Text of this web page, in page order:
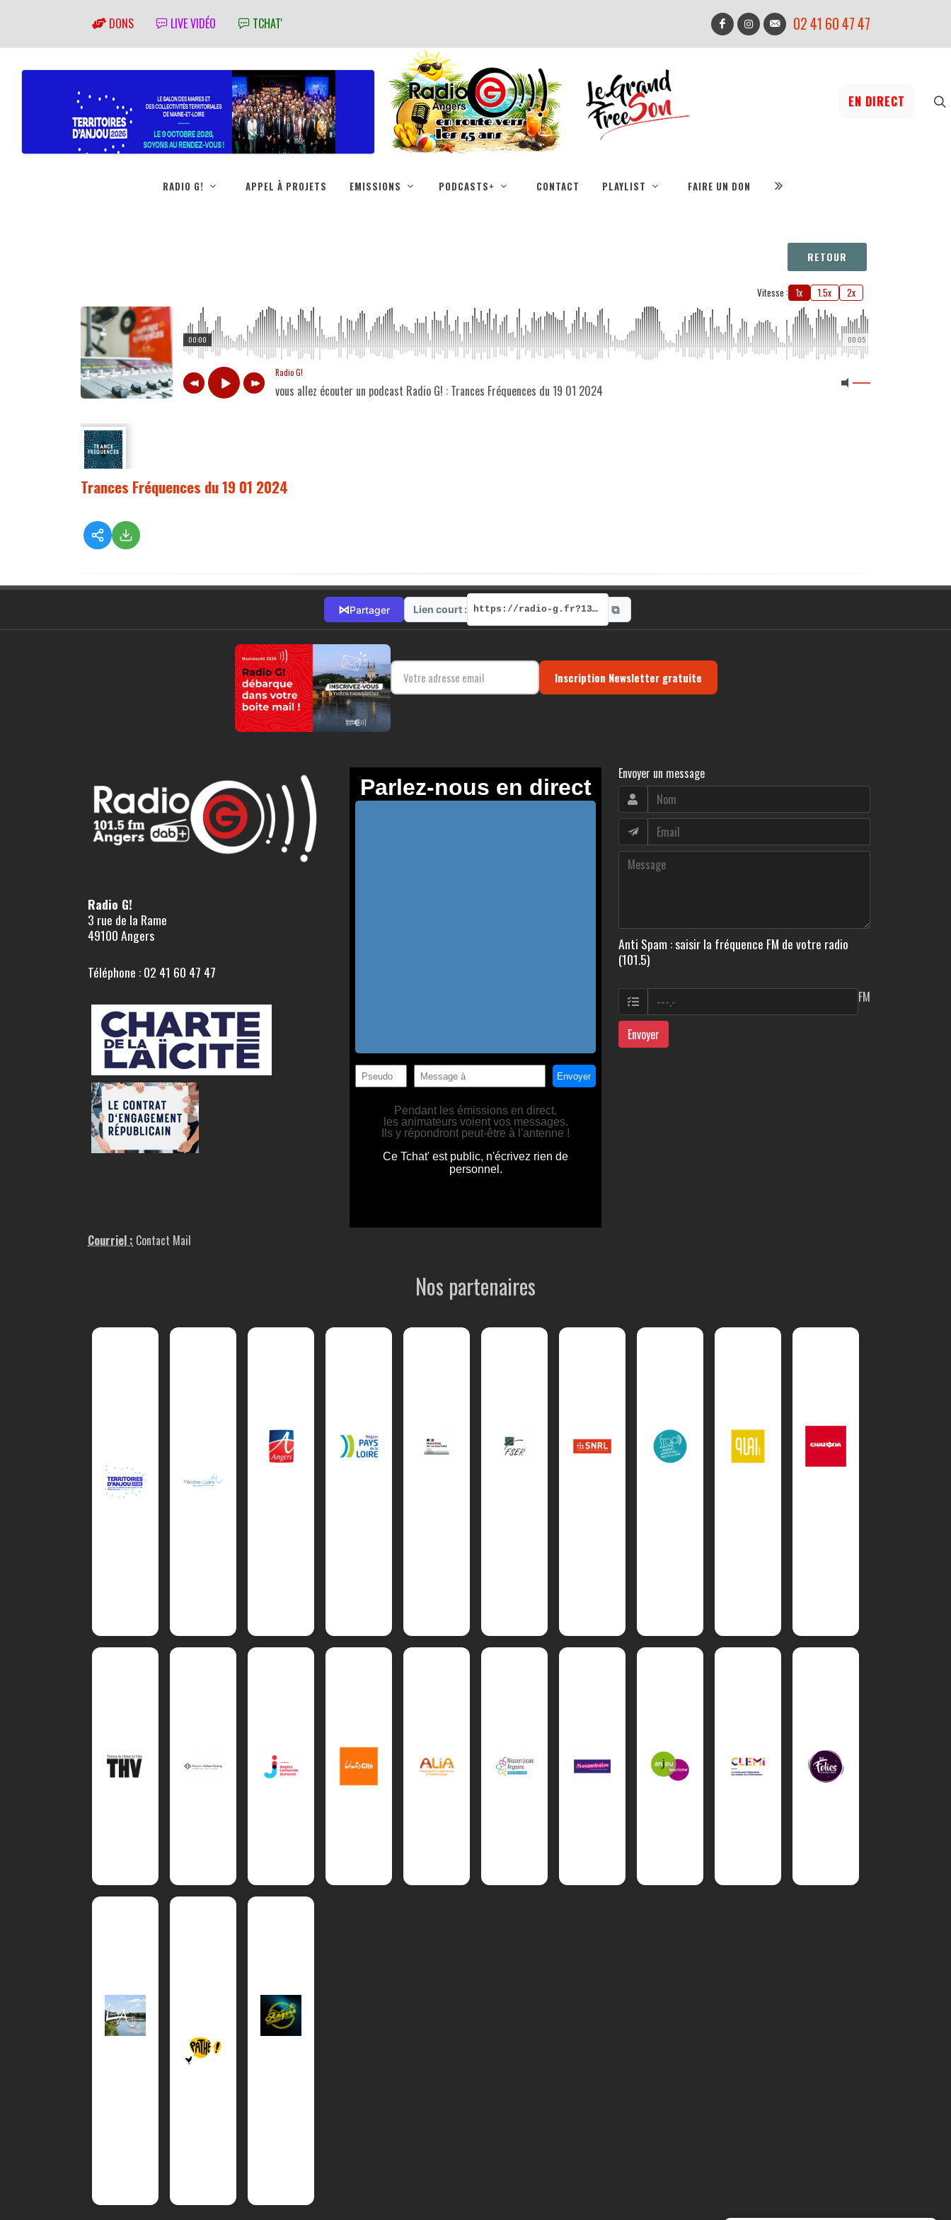
DONS LIVE VIDÉO TCHAT' 02 41 60 47 47
EN DIRECT
RADIO G! APPEL À PROJETS EMISSIONS PODCASTS+ CONTACT PLAYLIST FAIRE UN DON
RETOUR
Vitesse : 1x 1.5x 2x
00:05
00:00
Radio G!
vous allez écouter un podcast Radio G! : Trances Fréquences du 19 01 2024
Trances Fréquences du 19 01 2024
⋈Partager Lien court : https://radio-g.fr?13577 ⧉
Inscription Newsletter gratuite
Radio G!
3 rue de la Rame
49100 Angers
Téléphone : 02 41 60 47 47
Courriel : Contact Mail
Envoyer un message
Anti Spam : saisir la fréquence FM de votre radio
(101.5)
FM
Envoyer
Nos partenaires